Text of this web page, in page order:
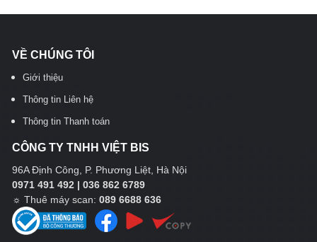
VỀ CHÚNG TÔI
Giới thiệu
Thông tin Liên hệ
Thông tin Thanh toán
CÔNG TY TNHH VIỆT BIS
96A Định Công, P. Phương Liệt, Hà Nội
0971 491 492 | 036 862 6789
☼ Thuê máy scan: 089 6688 636